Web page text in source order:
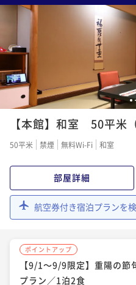
1
【本館】和室 50平米
50平米 禁煙 無料Wi-Fi 和室
部屋詳細
航空券付き宿泊プランを
ポイントアップ
【9/1～9/9限定】重陽の
プラン／1泊2食